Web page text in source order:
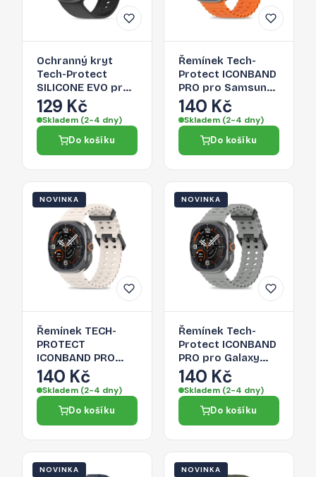
Ochranný kryt
Tech-Protect
SILICONE EVO pro
Samsung Galaxy
Watch 8 / 9 /
Classic (40 / 44 /
46 mm) - černý
129 Kč
Skladem (2-4 dny)
Do košíku
Řemínek Tech-
Protect ICONBAND
PRO pro Samsung
Galaxy Watch
Ultra 1 / 2 2024-
2026 (47 mm) -
oranžový
140 Kč
Skladem (2-4 dny)
Do košíku
NOVINKA
Řemínek TECH-
PROTECT
ICONBAND PRO
Samsung Galaxy
Watch ULTRA 1 / 2
2024-2026 (47
mm) - starlight
140 Kč
Skladem (2-4 dny)
Do košíku
NOVINKA
Řemínek Tech-
Protect ICONBAND
PRO pro Galaxy
Watch Ultra 1 / 2
2024-2026 (47
mm) - crayón grey
140 Kč
Skladem (2-4 dny)
Do košíku
NOVINKA NOVINKA